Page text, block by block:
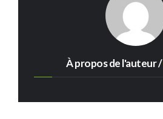
À propos de l'auteur /